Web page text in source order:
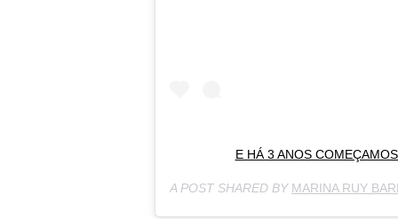
E HÁ 3 ANOS
A POST SHARED BY MARINA RUY